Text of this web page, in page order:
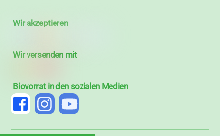
Wir akzeptieren
Wir versenden mit
Biovorrat in den sozialen Medien